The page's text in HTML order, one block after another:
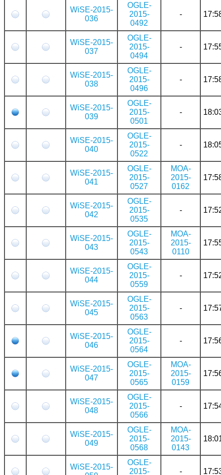
WiSE-2015-
036
OGLE-
2015-
0492
-
WiSE-2015-
037
OGLE-
2015-
0494
-
WiSE-2015-
038
OGLE-
2015-
0496
-
WiSE-2015-
039
OGLE-
2015-
0501
-
WiSE-2015-
040
OGLE-
2015-
0522
-
WiSE-2015-
041
OGLE-
2015-
0527
MOA-
2015-
0162
WiSE-2015-
042
OGLE-
2015-
0535
-
WiSE-2015-
043
OGLE-
2015-
0543
MOA-
2015-
0110
WiSE-2015-
044
OGLE-
2015-
0559
-
WiSE-2015-
045
OGLE-
2015-
0563
-
WiSE-2015-
046
OGLE-
2015-
0564
-
WiSE-2015-
047
OGLE-
2015-
0565
MOA-
2015-
0159
WiSE-2015-
048
OGLE-
2015-
0566
-
WiSE-2015-
049
OGLE-
2015-
0568
MOA-
2015-
0143
WiSE-2015-
OGLE-
2015-
-